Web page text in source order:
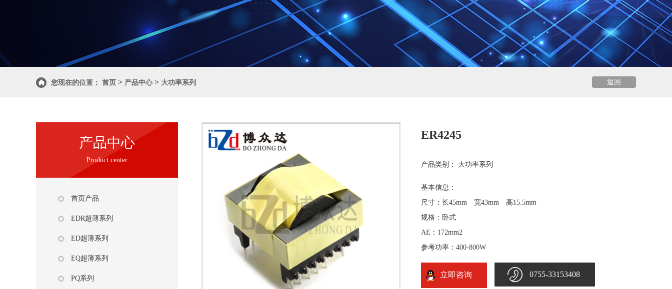
您现在的位置： 首页 > 产品中心> 大功率系列 返回
产品中心
Product center
首页产品
EDR超薄系列
ED超薄系列
EQ超薄系列
PQ系列
ER4245
产品类别： 大功率系列
基本信息：
尺寸：长45mm 宽43mm 高15.5mm
规格：卧式
AE：172mm2
参考功率：400-800W
立即咨询 0755-33153408